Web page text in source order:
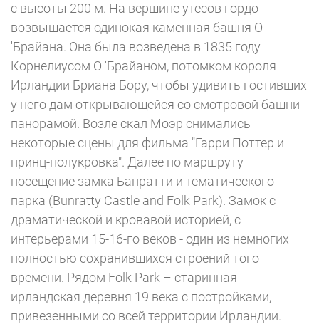
с высоты 200 м. На вершине утесов гордо
возвышается одинокая каменная башня О
'Брайана. Она была возведена в 1835 году
Корнелиусом О 'Брайаном, потомком короля
Ирландии Бриана Бору, чтобы удивить гостивших
у него дам открывающейся со смотровой башни
панорамой. Возле скал Моэр снимались
некоторые сцены для фильма "Гарри Поттер и
принц-полукровка". Далее по маршруту
посещение замка Банратти и тематического
парка (Bunratty Castle and Folk Park). Замок с
драматической и кровавой историей, с
интерьерами 15-16-го веков - один из немногих
полностью сохранившихся строений того
времени. Рядом Folk Park – старинная
ирландская деревня 19 века с постройками,
привезенными со всей территории Ирландии.